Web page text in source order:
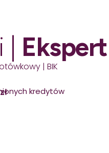
| BIK
kredytów